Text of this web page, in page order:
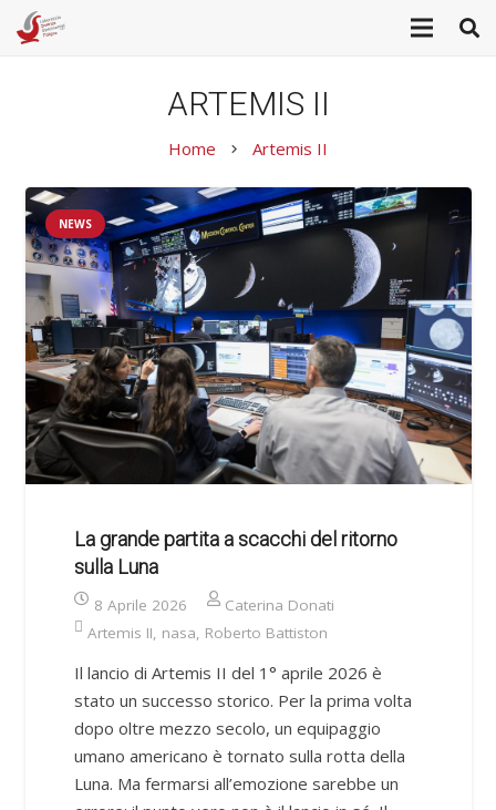
ARTEMIS II
Home keyboard_arrow_right Artemis II
NEWS
La grande partita a scacchi del ritorno
sulla Luna
8 Aprile 2026
Caterina Donati
Artemis II, nasa, Roberto Battiston
Il lancio di Artemis II del 1° aprile 2026 è
stato un successo storico. Per la prima volta
dopo oltre mezzo secolo, un equipaggio
umano americano è tornato sulla rotta della
Luna. Ma fermarsi all’emozione sarebbe un